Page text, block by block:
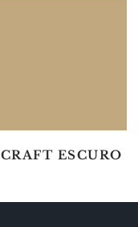
CRAFT ESCURO